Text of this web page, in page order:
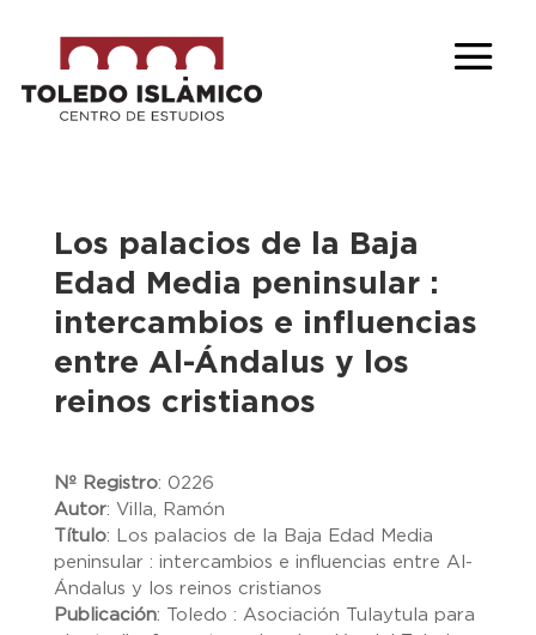
Los palacios de la Baja
Edad Media peninsular :
intercambios e influencias
entre Al-Ándalus y los
reinos cristianos
Nº Registro: 0226
Autor: Villa, Ramón
Título: Los palacios de la Baja Edad Media
peninsular : intercambios e influencias entre Al-
Ándalus y los reinos cristianos
Publicación:
Toledo : Asociación Tulaytula para